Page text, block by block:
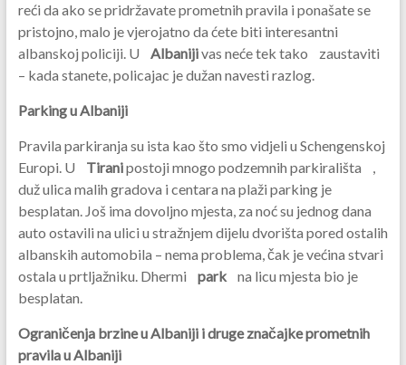
reći da ako se pridržavate prometnih pravila i ponašate se
pristojno, malo je vjerojatno da ćete biti interesantni
albanskoj policiji. U Albanijivas neće tek tako zaustaviti
– kada stanete, policajac je dužan navesti razlog.
Parking u Albaniji
Pravila parkiranja su ista kao što smo vidjeli u Schengenskoj
Europi. U Tiranipostoji mnogo podzemnih parkirališta ,
duž ulica malih gradova i centara na plaži parking je
besplatan. Još ima dovoljno mjesta, za noć su jednog dana
auto ostavili na ulici u stražnjem dijelu dvorišta pored ostalih
albanskih automobila – nema problema, čak je većina stvari
ostala u prtljažniku. Dhermi parkna licu mjesta bio je
besplatan.
Ograničenja brzine u Albaniji i druge značajke prometnih
pravila u Albaniji